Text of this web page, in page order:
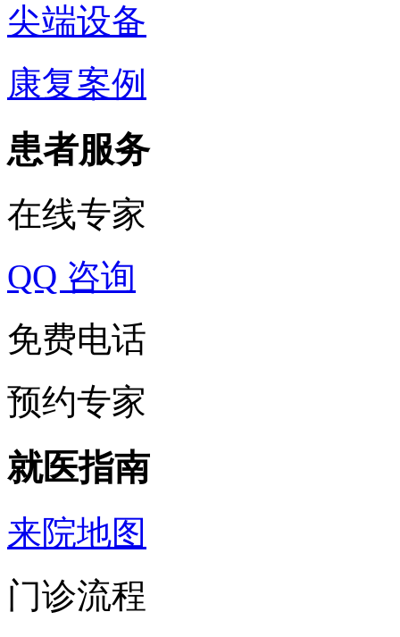
尖端设备
康复案例
患者服务
在线专家
QQ 咨询
免费电话
预约专家
就医指南
来院地图
门诊流程